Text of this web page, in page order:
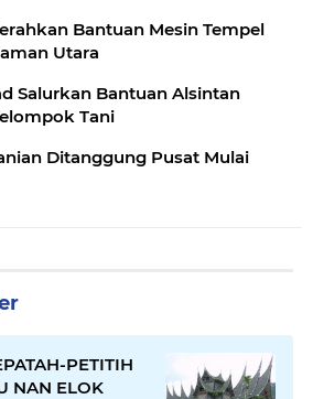
Bantuan Mesin Tempel
Utara
Salurkan Bantuan Alsintan
Tani
Ditanggung Pusat Mulai
PETITIH
NAN ELOK